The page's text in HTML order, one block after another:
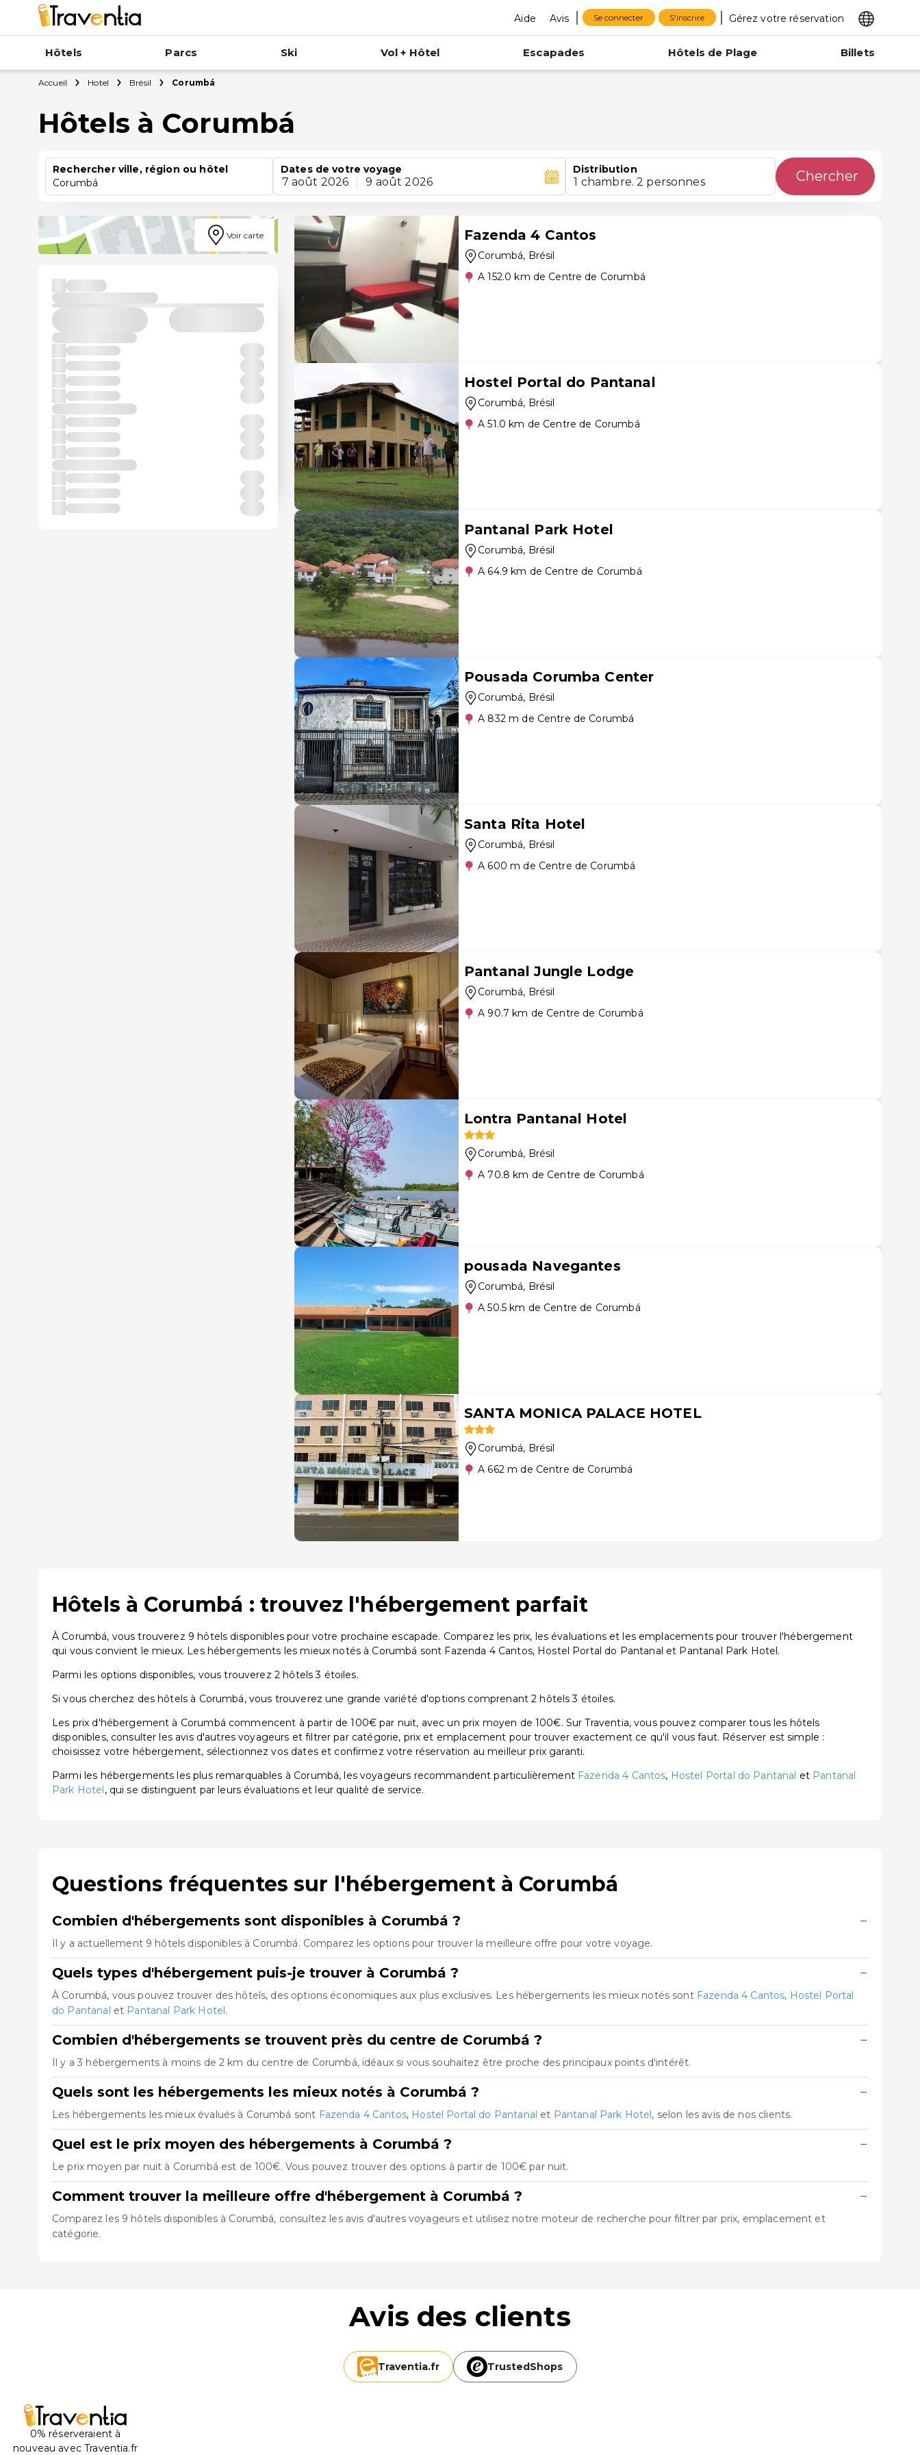
Aide Avis Se connecter S'inscrire Gérez votre réservation
Hôtels Parcs Ski Vol + Hôtel Escapades Hôtels de Plage Billets
Accueil Hotel Brésil Corumbá
Hôtels à Corumbá
Rechercher ville, région ou hôtel
Corumbá
Dates de votre voyage
7 août 2026 9 août 2026
Distribution
1 chambre. 2 personnes Chercher
Voir carte Fazenda 4 Cantos
Corumbá, Brésil
A 152.0 km de Centre de Corumbá
Hostel Portal do Pantanal
Corumbá, Brésil
A 51.0 km de Centre de Corumbá
Pantanal Park Hotel
Corumbá, Brésil
A 64.9 km de Centre de Corumbá
Pousada Corumba Center
Corumbá, Brésil
A 832 m de Centre de Corumbá
Santa Rita Hotel
Corumbá, Brésil
A 600 m de Centre de Corumbá
Pantanal Jungle Lodge
Corumbá, Brésil
A 90.7 km de Centre de Corumbá
Lontra Pantanal Hotel
Corumbá, Brésil
A 70.8 km de Centre de Corumbá
pousada Navegantes
Corumbá, Brésil
A 50.5 km de Centre de Corumbá
SANTA MONICA PALACE HOTEL
Corumbá, Brésil
A 662 m de Centre de Corumbá
Hôtels à Corumbá : trouvez l'hébergement parfait
À Corumbá, vous trouverez 9 hôtels disponibles pour votre prochaine escapade. Comparez les prix, les évaluations et les emplacements pour trouver l'hébergement
qui vous convient le mieux. Les hébergements les mieux notés à Corumbá sont Fazenda 4 Cantos, Hostel Portal do Pantanal et Pantanal Park Hotel.
Parmi les options disponibles, vous trouverez 2 hôtels 3 étoiles.
Si vous cherchez des hôtels à Corumbá, vous trouverez une grande variété d'options comprenant 2 hôtels 3 étoiles.
Les prix d'hébergement à Corumbá commencent à partir de 100€ par nuit, avec un prix moyen de 100€. Sur Traventia, vous pouvez comparer tous les hôtels
disponibles, consulter les avis d'autres voyageurs et filtrer par catégorie, prix et emplacement pour trouver exactement ce qu'il vous faut. Réserver est simple :
choisissez votre hébergement, sélectionnez vos dates et confirmez votre réservation au meilleur prix garanti.
Parmi les hébergements les plus remarquables à Corumbá, les voyageurs recommandent particulièrement Fazenda 4 Cantos, Hostel Portal do Pantanal et Pantanal
Park Hotel, qui se distinguent par leurs évaluations et leur qualité de service.
Questions fréquentes sur l'hébergement à Corumbá
Combien d'hébergements sont disponibles à Corumbá ? −
Il y a actuellement 9 hôtels disponibles à Corumbá. Comparez les options pour trouver la meilleure offre pour votre voyage.
Quels types d'hébergement puis-je trouver à Corumbá ? −
À Corumbá, vous pouvez trouver des hôtels, des options économiques aux plus exclusives. Les hébergements les mieux notés sont Fazenda 4 Cantos, Hostel Portal
do Pantanal et Pantanal Park Hotel.
Combien d'hébergements se trouvent près du centre de Corumbá ? −
Il y a 3 hébergements à moins de 2 km du centre de Corumbá, idéaux si vous souhaitez être proche des principaux points d'intérêt.
Quels sont les hébergements les mieux notés à Corumbá ? −
Les hébergements les mieux évalués à Corumbá sont Fazenda 4 Cantos, Hostel Portal do Pantanal et Pantanal Park Hotel, selon les avis de nos clients.
Quel est le prix moyen des hébergements à Corumbá ? −
Le prix moyen par nuit à Corumbá est de 100€. Vous pouvez trouver des options à partir de 100€ par nuit.
Comment trouver la meilleure offre d'hébergement à Corumbá ? −
Comparez les 9 hôtels disponibles à Corumbá, consultez les avis d'autres voyageurs et utilisez notre moteur de recherche pour filtrer par prix, emplacement et
catégorie.
Avis des clients
Traventia.fr TrustedShops
0% réserveraient à
nouveau avec Traventia.fr